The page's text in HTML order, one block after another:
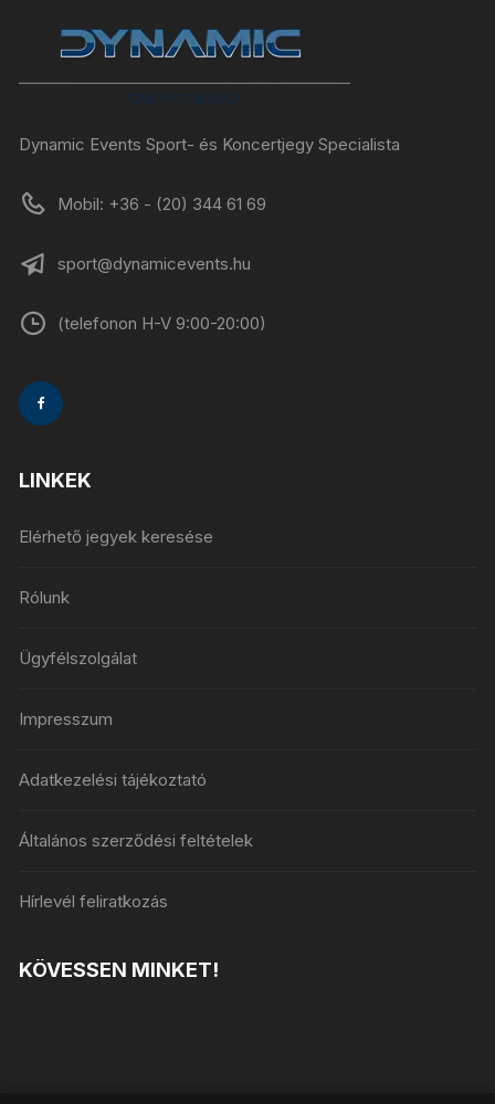
Dynamic Events Sport- és Koncertjegy Specialista
Mobil: +36 - (20) 344 61 69
sport@dynamicevents.hu
(telefonon H-V 9:00-20:00)
LINKEK
Elérhető jegyek keresése
Rólunk
Ügyfélszolgálat
Impresszum
Adatkezelési tájékoztató
Általános szerződési feltételek
Hírlevél feliratkozás
KÖVESSEN MINKET!